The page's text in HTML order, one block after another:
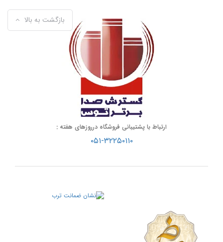
بازگشت به بالا
ارتباط با پشتیبانی فروشگاه درروزهای هفته :
۰۵۱-۳۲۲۵۰۱۱۰